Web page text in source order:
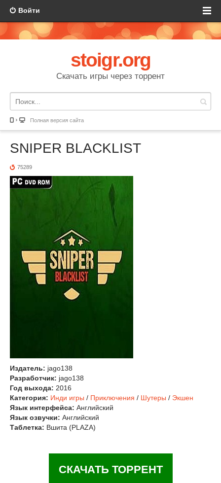
Войти
stoigr.org
Скачать игры через торрент
Полная версия сайта
SNIPER BLACKLIST
75289
Издатель: jago138
Разработчик: jago138
Год выхода: 2016
Категория: Инди игры / Приключения / Шутеры / Экшен
Язык интерфейса: Английский
Язык озвучки: Английский
Таблетка: Вшита (PLAZA)
СКАЧАТЬ ТОРРЕНТ